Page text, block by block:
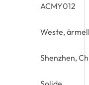
ACMY012
Weste,
Shenzhen,